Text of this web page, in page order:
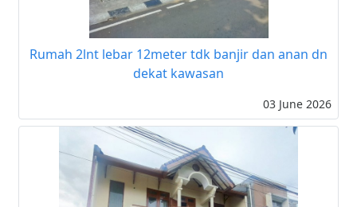
Rumah 2lnt lebar 12meter tdk banjir dan anan dn
dekat kawasan
03 June 2026